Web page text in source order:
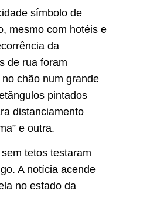
símbolo de
mesmo com hotéis e
da
de rua foram
chão num grande
pintados
distanciamento
e outra.
tetos testaram
A notícia acende
no estado da